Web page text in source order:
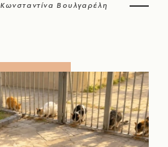
Κωνσταντίνα Βουλγαρέλη